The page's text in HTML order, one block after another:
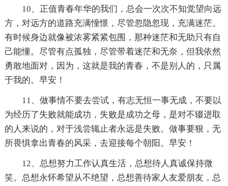
10、正值青春年华的我们，总会一次次不知觉望向远
方，对远方的道路充满憧憬，尽管忽隐忽现，充满迷茫。
有时候身边就像被浓雾紧紧包围，那种迷茫和无助只有自
己能懂。尽管有点孤独，尽管带着迷茫和无奈，但我依然
勇敢地面对，因为，这就是我的青春，不是别人的，只属
于我的。早安！
11、做事情不要去尝试，有志无恒一事无成，不要以
为经历了失败就能成功，失败是成功之母，是对不辍进取
的人来说的，对于浅尝辄止者永远是失败。做事要狠，无
所畏惧拿出青春的风采，去迎接每个朝阳。早安！
12、总想努力工作认真生活，总想待人真诚保持微
笑。总想永怀希望从不绝望，总想善待家人友爱朋友，总